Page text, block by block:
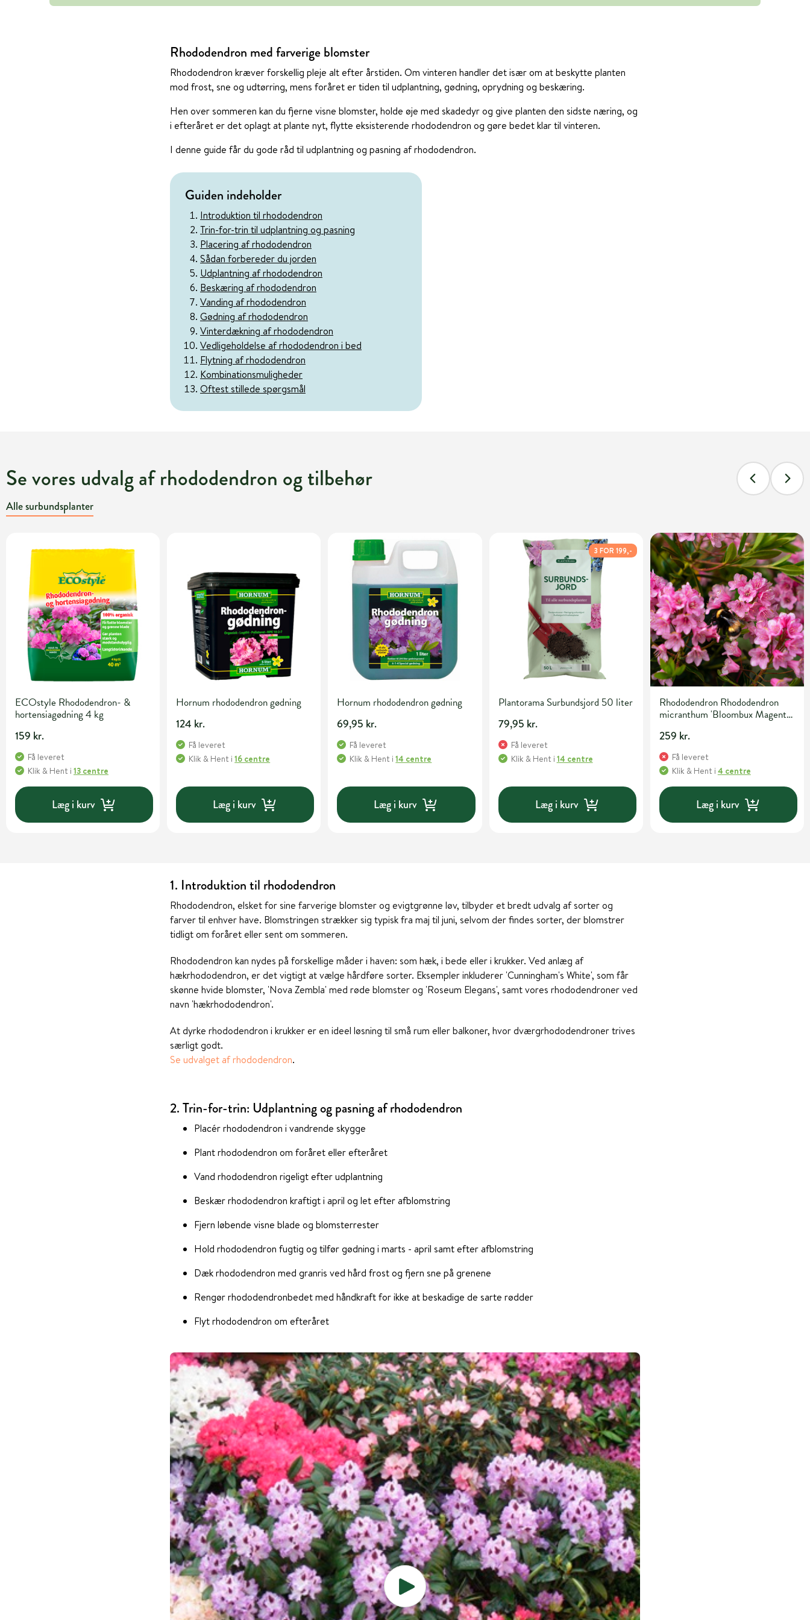
Rhododendron med farverige blomster
Rhododendron kræver forskellig pleje alt efter årstiden. Om vinteren handler det især om at beskytte planten
mod frost, sne og udtørring, mens foråret er tiden til udplantning, gødning, oprydning og beskæring.
Hen over sommeren kan du fjerne visne blomster, holde øje med skadedyr og give planten den sidste næring, og
i efteråret er det oplagt at plante nyt, flytte eksisterende rhododendron og gøre bedet klar til vinteren.
I denne guide får du gode råd til udplantning og pasning af rhododendron.
Guiden indeholder
Introduktion til rhododendron
Trin-for-trin til udplantning og pasning
Placering af rhododendron
Sådan forbereder du jorden
Udplantning af rhododendron
Beskæring af rhododendron
Vanding af rhododendron
Gødning af rhododendron
Vinterdækning af rhododendron
Vedligeholdelse af rhododendron i bed
Flytning af rhododendron
Kombinationsmuligheder
Oftest stillede spørgsmål
Se vores udvalg af rhododendron og tilbehør
Alle surbundsplanter
ECOstyle Rhododendron- &
hortensiagødning 4 kg
159 kr.
Få leveret
Klik & Hent i 13 centre
Læg i kurv
Hornum rhododendron gødning
124 kr.
Få leveret
Klik & Hent i16 centre
Læg i kurv
Hornum rhododendron gødning
69,95 kr.
Få leveret
Klik & Hent i14 centre
Læg i kurv
3 FOR 199,-
Plantorama Surbundsjord 50 liter
79,95 kr.
Få leveret
Klik & Hent i 14 centre
Læg i kurv
Rhododendron Rhododendron
micranthum 'Bloombux Magenta'
259 kr.
Få leveret
Klik & Hent i 4 centre
Læg i kurv
1. Introduktion til rhododendron
Rhododendron, elsket for sine farverige blomster og evigtgrønne løv, tilbyder et bredt udvalg af sorter og
farver til enhver have. Blomstringen strækker sig typisk fra maj til juni, selvom der findes sorter, der blomstrer
tidligt om foråret eller sent om sommeren.
Rhododendron kan nydes på forskellige måder i haven: som hæk, i bede eller i krukker. Ved anlæg af
hækrhododendron, er det vigtigt at vælge hårdføre sorter. Eksempler inkluderer 'Cunningham's White', som får
skønne hvide blomster, 'Nova Zembla' med røde blomster og 'Roseum Elegans', samt vores rhododendroner ved
navn 'hækrhododendron'.
At dyrke rhododendron i krukker er en ideel løsning til små rum eller balkoner, hvor dværgrhododendroner trives
særligt godt.
Se udvalget af rhododendron.
2. Trin-for-trin: Udplantning og pasning af rhododendron
Placér rhododendron i vandrende skygge
Plant rhododendron om foråret eller efteråret
Vand rhododendron rigeligt efter udplantning
Beskær rhododendron kraftigt i april og let efter afblomstring
Fjern løbende visne blade og blomsterrester
Hold rhododendron fugtig og tilfør gødning i marts - april samt efter afblomstring
Dæk rhododendron med granris ved hård frost og fjern sne på grenene
Rengør rhododendronbedet med håndkraft for ikke at beskadige de sarte rødder
Flyt rhododendron om efteråret